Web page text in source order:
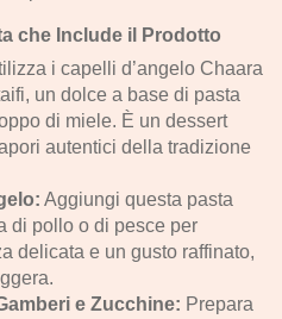
che Include il Prodotto
i capelli d’angelo Chaara
un dolce a base di pasta
di miele. È un dessert
autentici della tradizione
Aggiungi questa pasta
di pollo o di pesce per
delicata e un gusto raffinato,
e Zucchine: Prepara